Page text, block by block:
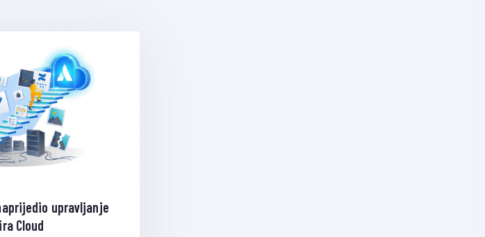
upravljanje
Cloud